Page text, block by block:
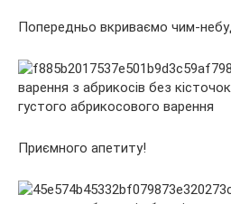
Попередньо вкриваємо чим-
Приємного апетиту!